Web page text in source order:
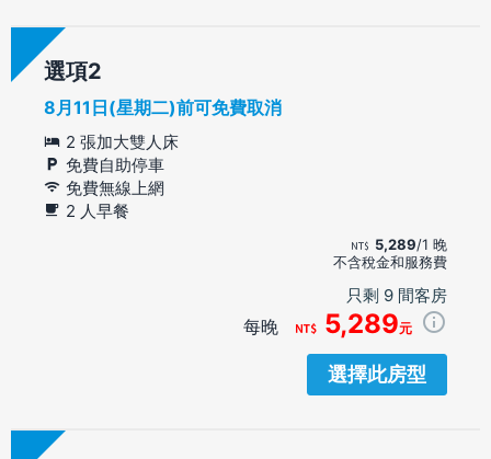
選項
8月11日(星期二)前可免費取消
2 張加大雙人床
免費自助停車
免費無線上網
2 人早餐
5,289/1 晚
不含稅金和服務費
只剩 9 間客房
每晚 5,289元
選擇此房型